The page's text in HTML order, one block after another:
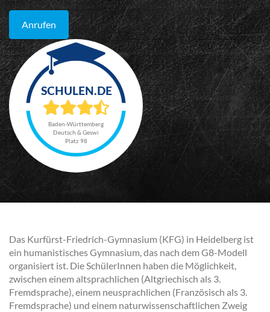
Anrufen
Baden-Württemberg
Deutsch & Geswi
Platz 98
Das Kurfürst-Friedrich-Gymnasium (KFG) in Heidelberg ist
ein humanistisches Gymnasium, das nach dem G8-Modell
organisiert ist. Die SchülerInnen haben die Möglichkeit,
zwischen einem altsprachlichen (Altgriechisch als 3.
Fremdsprache), einem neusprachlichen (Französisch als 3.
Fremdsprache) und einem naturwissenschaftlichen Zweig